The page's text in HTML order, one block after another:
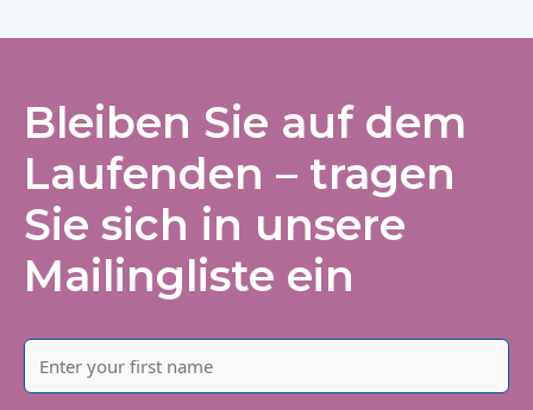
Bleiben Sie auf dem
Laufenden – tragen
Sie sich in unsere
Mailingliste ein